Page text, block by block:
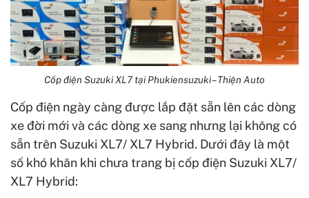
Cốp điện Suzuki XL7 tại Phukiensuzuki – Thiện Auto
Cốp điện ngày càng được lắp đặt sẵn lên các dòng
xe đời mới và các dòng xe sang nhưng lại không có
sẵn trên Suzuki XL7/ XL7 Hybrid. Dưới đây là một
số khó khăn khi chưa trang bị cốp điện Suzuki XL7/
XL7 Hybrid: